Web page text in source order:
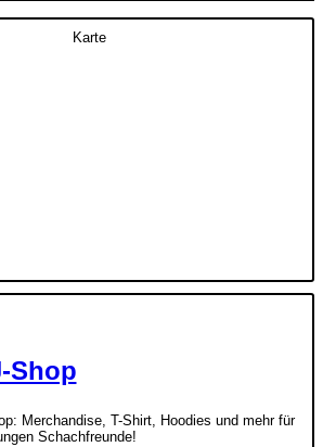
Shop
Merchandise, T-Shirt, Hoodies und mehr für
Schachfreunde!